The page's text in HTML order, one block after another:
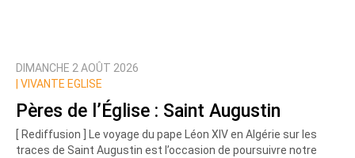
DIMANCHE 2 AOÛT 2026
VIVANTE EGLISE
Pères de l’Église : Saint Augustin
[ Rediffusion ] Le voyage du pape Léon XIV en Algérie sur les
traces de Saint Augustin est l’occasion de poursuivre notre